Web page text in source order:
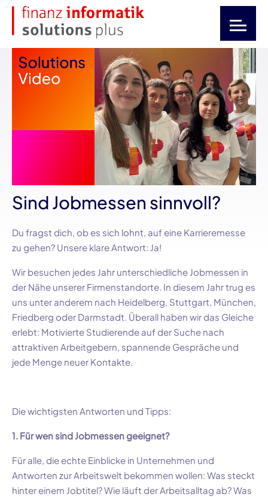
Sind Jobmessen sinnvoll?
Du fragst dich, ob es sich lohnt, auf eine Karrieremesse
zu gehen? Unsere klare Antwort: Ja!
Wir besuchen jedes Jahr unterschiedliche Jobmessen in
der Nähe unserer Firmenstandorte. In diesem Jahr trug es
uns unter anderem nach Heidelberg, Stuttgart, München,
Friedberg oder Darmstadt. Überall haben wir das Gleiche
erlebt: Motivierte Studierende auf der Suche nach
attraktiven Arbeitgebern, spannende Gespräche und
jede Menge neuer Kontakte.
Die wichtigsten Antworten und Tipps:
1. Für wen sind Jobmessen geeignet?
Für alle, die echte Einblicke in Unternehmen und
Antworten zur Arbeitswelt bekommen wollen: Was steckt
hinter einem Jobtitel? Wie läuft der Arbeitsalltag ab? Was